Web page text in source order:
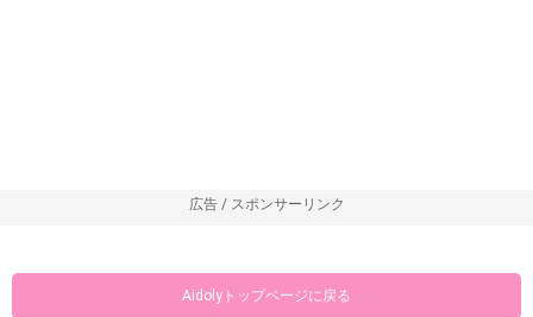
広告 / スポンサーリンク
Aidolyトップページに戻る